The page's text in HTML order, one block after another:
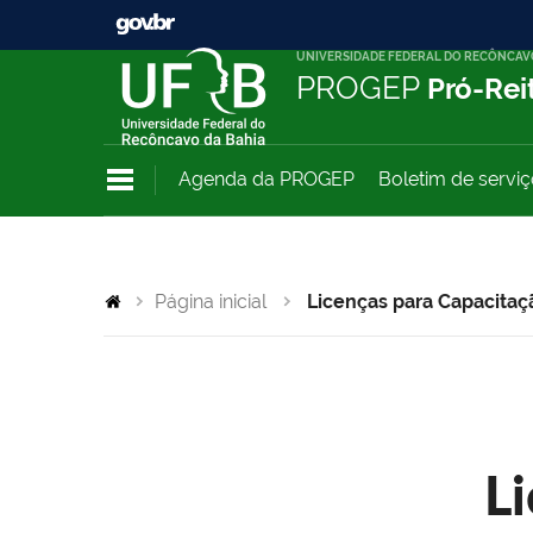
UNIVERSIDADE FEDERAL DO
PROGEP Pró-
Agenda da PROGEP Boletim de
Página inicial Licenças para